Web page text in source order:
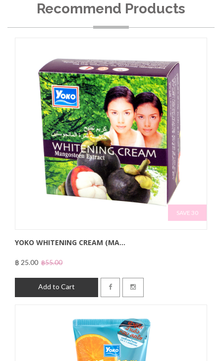
Recommend Products
SAVE 30
YOKO WHITENING CREAM (MA...
฿ 25.00 ฿55.00
Add to Cart